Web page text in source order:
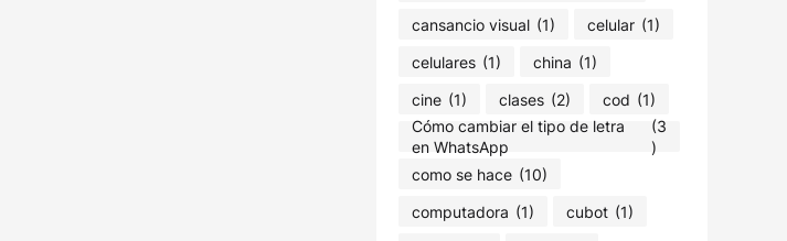
cansancio visual (1) celular (1)
celulares (1) china (1)
cine (1) clases (2) cod (1)
Cómo cambiar el tipo de letra
en WhatsApp
(3
)
como se hace (10)
computadora (1) cubot (1)